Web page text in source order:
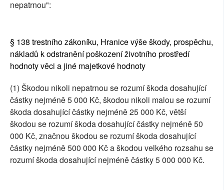
nepatrnou":
§ 138 trestního zákoníku, Hranice výše škody, prospěchu,
nákladů k odstranění poškození životního prostředí
hodnoty věci a jiné majetkové hodnoty
(1) Škodou nikoli nepatrnou se rozumí škoda dosahující
částky nejméně 5 000 Kč, škodou nikoli malou se rozumí
škoda dosahující částky nejméně 25 000 Kč, větší
škodou se rozumí škoda dosahující částky nejméně 50
000 Kč, značnou škodou se rozumí škoda dosahující
částky nejméně 500 000 Kč a škodou velkého rozsahu se
rozumí škoda dosahující nejméně částky 5 000 000 Kč.